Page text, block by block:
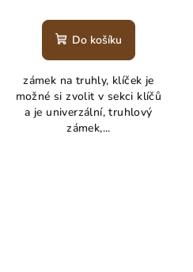
Do košíku
zámek na truhly, klíček je
možné si zvolit v sekci klíčů
a je univerzální, truhlový
zámek,...